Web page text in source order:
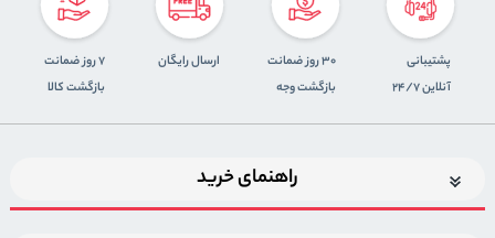
پشتیبانی
آنلاین 24/7
30 روز ضمانت
بازگشت وجه
ارسال رایگان
7 روز ضمانت
بازگشت کالا
راهنمای خرید